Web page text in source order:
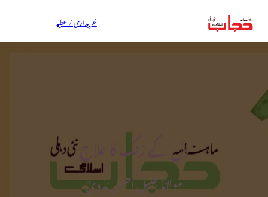
خریداری / عطیہ
دل کے زنگ کا علاج
مولانا جلیل احسن ندویؒ